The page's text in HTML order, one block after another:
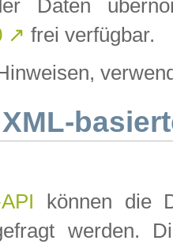
Daten
↗ frei verfügbar.
können die
werden.